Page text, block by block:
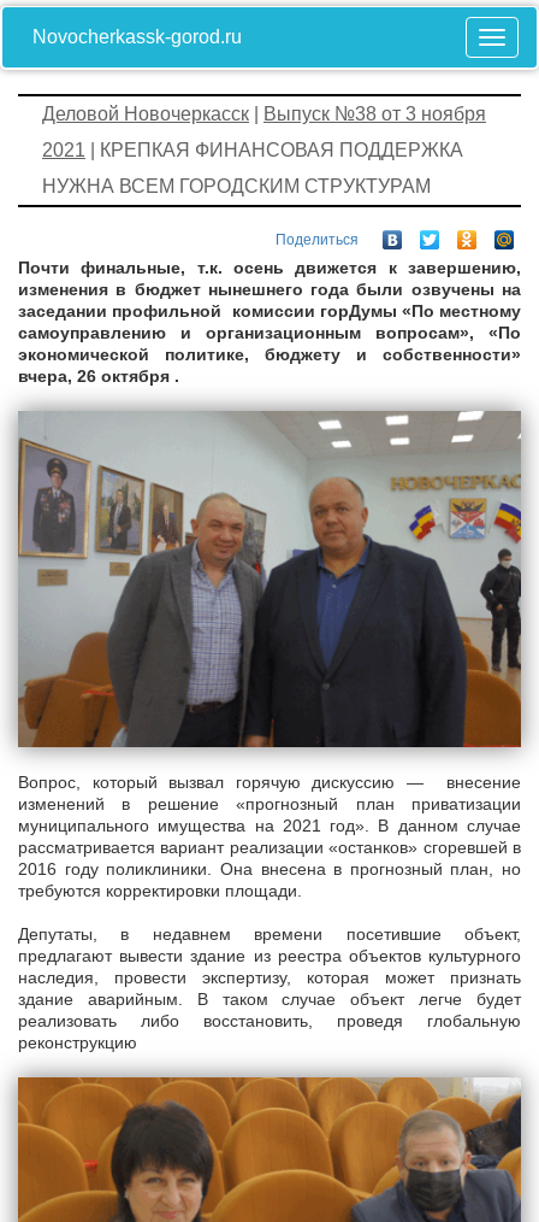
Novocherkassk-gorod.ru
Деловой Новочеркасск
Выпуск №38 от 3 ноября
2021 | КРЕПКАЯ ФИНАНСОВАЯ ПОДДЕРЖКА
НУЖНА ВСЕМ ГОРОДСКИМ СТРУКТУРАМ
Поделиться
Почти финальные, т.к. осень движется к завершению,
изменения в бюджет нынешнего года были озвучены на
заседании профильной комиссии горДумы «По местному
самоуправлению и организационным вопросам», «По
экономической политике, бюджету и собственности»
вчера, 26 октября .
Вопрос, который вызвал горячую дискуссию — внесение
изменений в решение «прогнозный план приватизации
муниципального имущества на 2021 год». В данном случае
рассматривается вариант реализации «останков» сгоревшей в
2016 году поликлиники. Она внесена в прогнозный план, но
требуются корректировки площади.
Депутаты, в недавнем времени посетившие объект,
предлагают вывести здание из реестра объектов культурного
наследия, провести экспертизу, которая может признать
здание аварийным. В таком случае объект легче будет
реализовать либо восстановить, проведя глобальную
реконструкцию